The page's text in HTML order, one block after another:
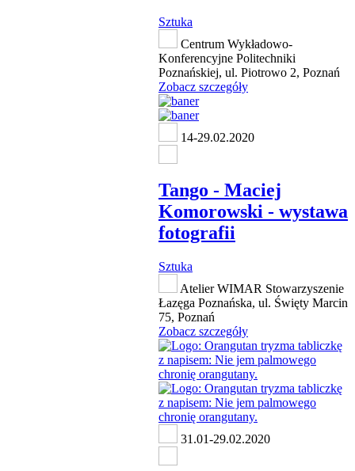
Sztuka
Centrum Wykładowo-
Konferencyjne Politechniki
Poznańskiej, ul. Piotrowo 2, Poznań
Zobacz szczegóły
14-29.02.2020
Tango - Maciej
Komorowski - wystawa
fotografii
Sztuka
Atelier WIMAR Stowarzyszenie
Łazęga Poznańska, ul. Święty Marcin
75, Poznań
Zobacz szczegóły
31.01-29.02.2020